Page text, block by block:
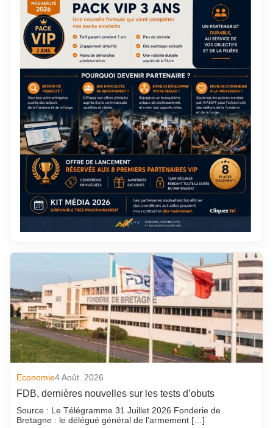
Economie4 Août. 2026
FDB, dernières nouvelles sur les tests d’obuts
Source : Le Télégramme 31 Juillet 2026 Fonderie de
Bretagne : le délégué général de l’armement […]